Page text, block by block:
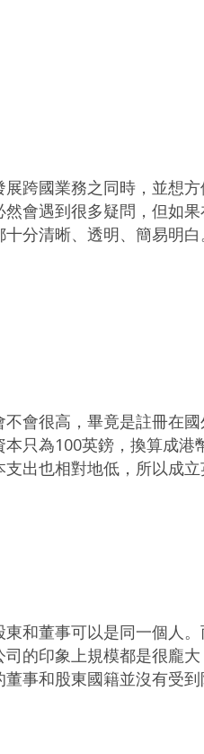
跨國業務之同時，並想
會遇到很多疑問，但如
分清晰、透明、簡易明
會很高，畢竟是註冊在
只為100英鎊，換算成港
出也相對地低，所以成立
和董事可以是同一個人
的印象上規模都是很龐
事和股東國籍並沒有受